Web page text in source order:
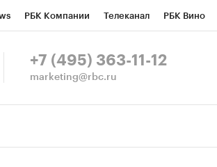
РБК Компании Телеканал РБК Вино
СПб Спецпроекты
+7 (495) 363-11-12
marketing@rbc.ru